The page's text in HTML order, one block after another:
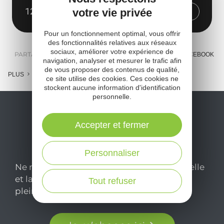
12410 Salles-Curan
Obtenir l'itinéraire
PARTAGER : E-MAIL MESSENGER FACEBOOK
PLUS
Ne manquez pas notre newsletter mensuelle
et laissez-vous inspirer pour profiter
pleinement de votre séjour en Aveyron.
votre vie privée
Pour un fonctionnement optimal, vous offrir
des fonctionnalités relatives aux réseaux
sociaux, améliorer votre expérience de
navigation, analyser et mesurer le trafic afin
de vous proposer des contenus de qualité,
ce site utilise des cookies. Ces cookies ne
stockent aucune information d'identification
personnelle.
Tout refuser
Personnaliser
Accepter et fermer